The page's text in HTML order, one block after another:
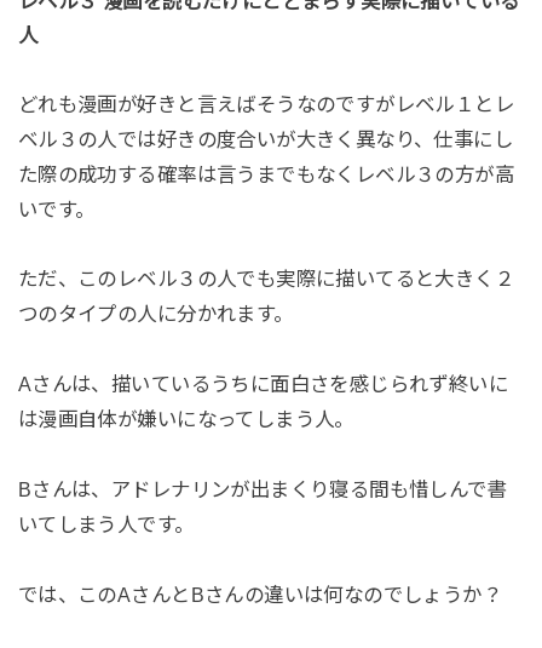
人
どれも漫画が好きと言えばそうなのですがレベル１とレ
ベル３の人では好きの度合いが大きく異なり、仕事にし
た際の成功する確率は言うまでもなくレベル３の方が高
いです。
ただ、このレベル３の人でも実際に描いてると大きく２
つのタイプの人に分かれます。
Aさんは、描いているうちに面白さを感じられず終いに
は漫画自体が嫌いになってしまう人。
Bさんは、アドレナリンが出まくり寝る間も惜しんで書
いてしまう人です。
では、このAさんとBさんの違いは何なのでしょうか？